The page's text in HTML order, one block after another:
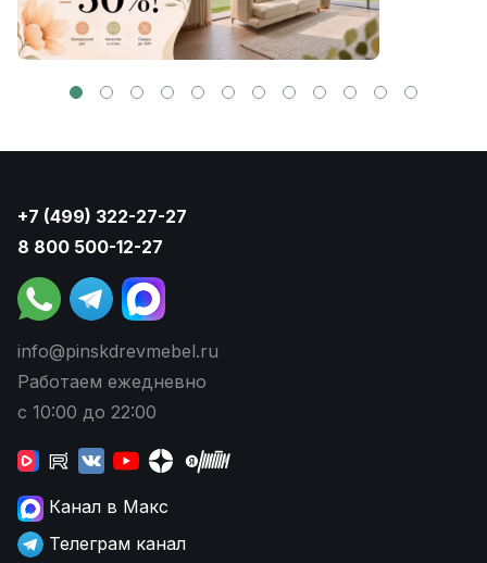
+7 (499) 322-27-27
8 800 500-12-27
info@pinskdrevmebel.ru
Работаем ежедневно
с 10:00 до 22:00
Канал в Макс
Телеграм канал